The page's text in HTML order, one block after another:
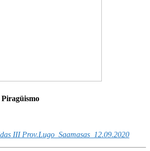
III Prov.Lugo_Saamasas_12.09.2020